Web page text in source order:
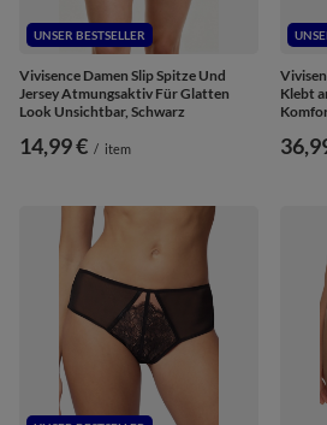
UNSER BESTSELLER
Vivisence Damen Slip Spitze Und
Jersey Atmungsaktiv Für Glatten
Look Unsichtbar, Schwarz
14,99 € / item
Klebt